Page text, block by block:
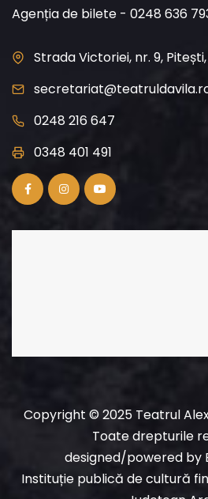
Agenția de bilete - 0248 636
Strada Victoriei, nr. 9,
0248 216 647
0348 401 491
Copyright © 2025 Teatrul
Toate drepturile
designed/powered by
Instituție publică de cultură